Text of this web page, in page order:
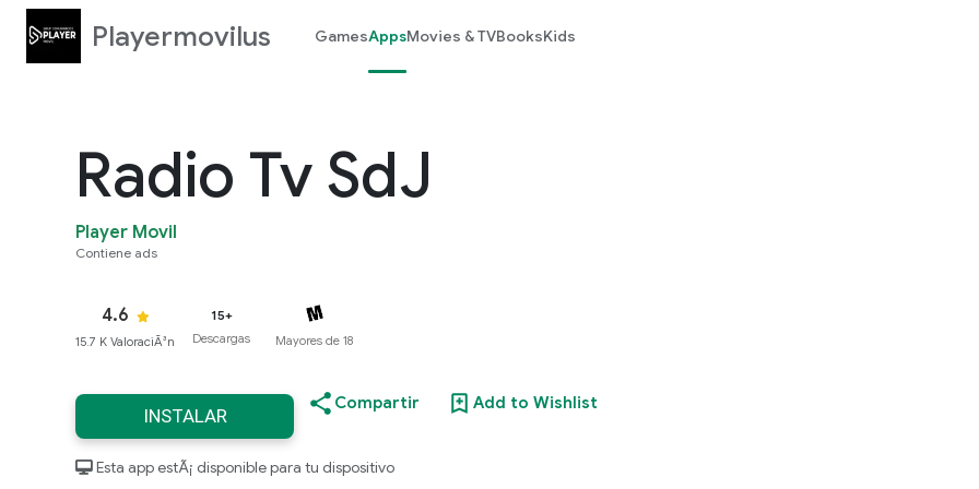
Playermovilus GamesAppsMovies & TVBooksKids
Radio Tv SdJ
Player Movil
Contiene ads
4.6
15.7 K ValoraciÃ³n
15+
Descargas Mayores de 18
INSTALAR
Compartir Add to Wishlist
Esta app estÃ¡ disponible para tu dispositivo